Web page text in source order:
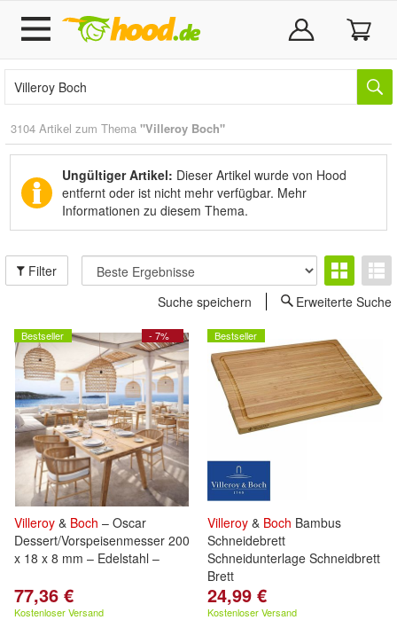
3104 Artikel zum Thema "Villeroy Boch"
Ungültiger Artikel: Dieser Artikel wurde von Hood
entfernt oder ist nicht mehr verfügbar. Mehr
Informationen zu diesem Thema.
Filter
Suche speichern
Erweiterte Suche
- 7%
Bestseller
Villeroy & Boch – Oscar
Dessert/Vorspeisenmesser 200
x 18 x 8 mm – Edelstahl –
77,36 €
Kostenloser Versand
Bestseller
Villeroy & Boch Bambus
Schneidebrett
Schneidunterlage Schneidbrett
Brett
24,99 €
Kostenloser Versand